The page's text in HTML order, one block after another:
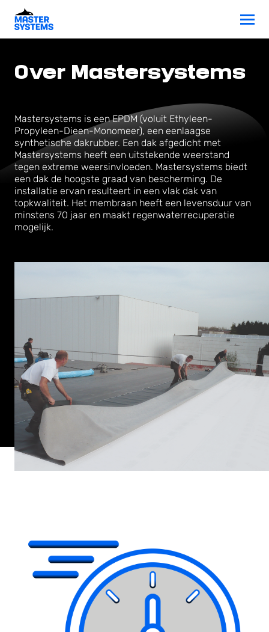
Over Mastersystems
Mastersystems is een EPDM (voluit Ethyleen-
Propyleen-Dieen-Monomeer), een eenlaagse
synthetische dakrubber. Een dak afgedicht met
Mastersystems heeft een uitstekende weerstand
tegen extreme weersinvloeden. Mastersystems biedt
een dak de hoogste graad van bescherming. De
installatie ervan resulteert in een vlak dak van
topkwaliteit. Het membraan heeft een levensduur van
minstens 70 jaar en maakt regenwaterrecuperatie
mogelijk.